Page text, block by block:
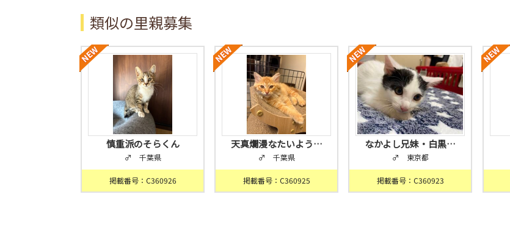
類似の里親募集
慎重派のそらくん
♂ 千葉県
掲載番号：C360926
天真爛漫なたいよう…
♂ 千葉県
掲載番号：C360925
なかよし兄妹・白黒…
♂ 東京都
掲載番号：C360923